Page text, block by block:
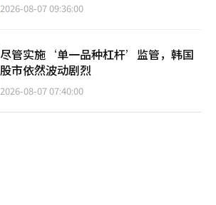
2026-08-07 09:36:00
尽管实施‘单一品种杠杆’监管，韩国
股市依然波动剧烈
2026-08-07 07:40:00